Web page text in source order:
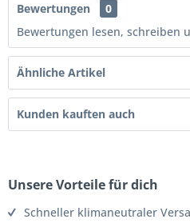
Bewertungen
0
Bewertungen lesen, schreiben
Ähnliche Artikel
Kunden kauften auch
Unsere Vorteile für dich
Schneller klimaneutraler